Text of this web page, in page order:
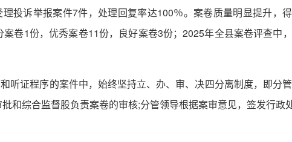
投诉举报案件7件，处理回复率达100％。案卷质量明显提升，
卷1份，优秀案卷11份，良好案卷3份；2025年全县案卷评查中
听证程序的案件中，始终坚持立、办、审、决四分离制度，即分
和综合监督股负责案卷的审核;分管领导根据案审意见，签发行政